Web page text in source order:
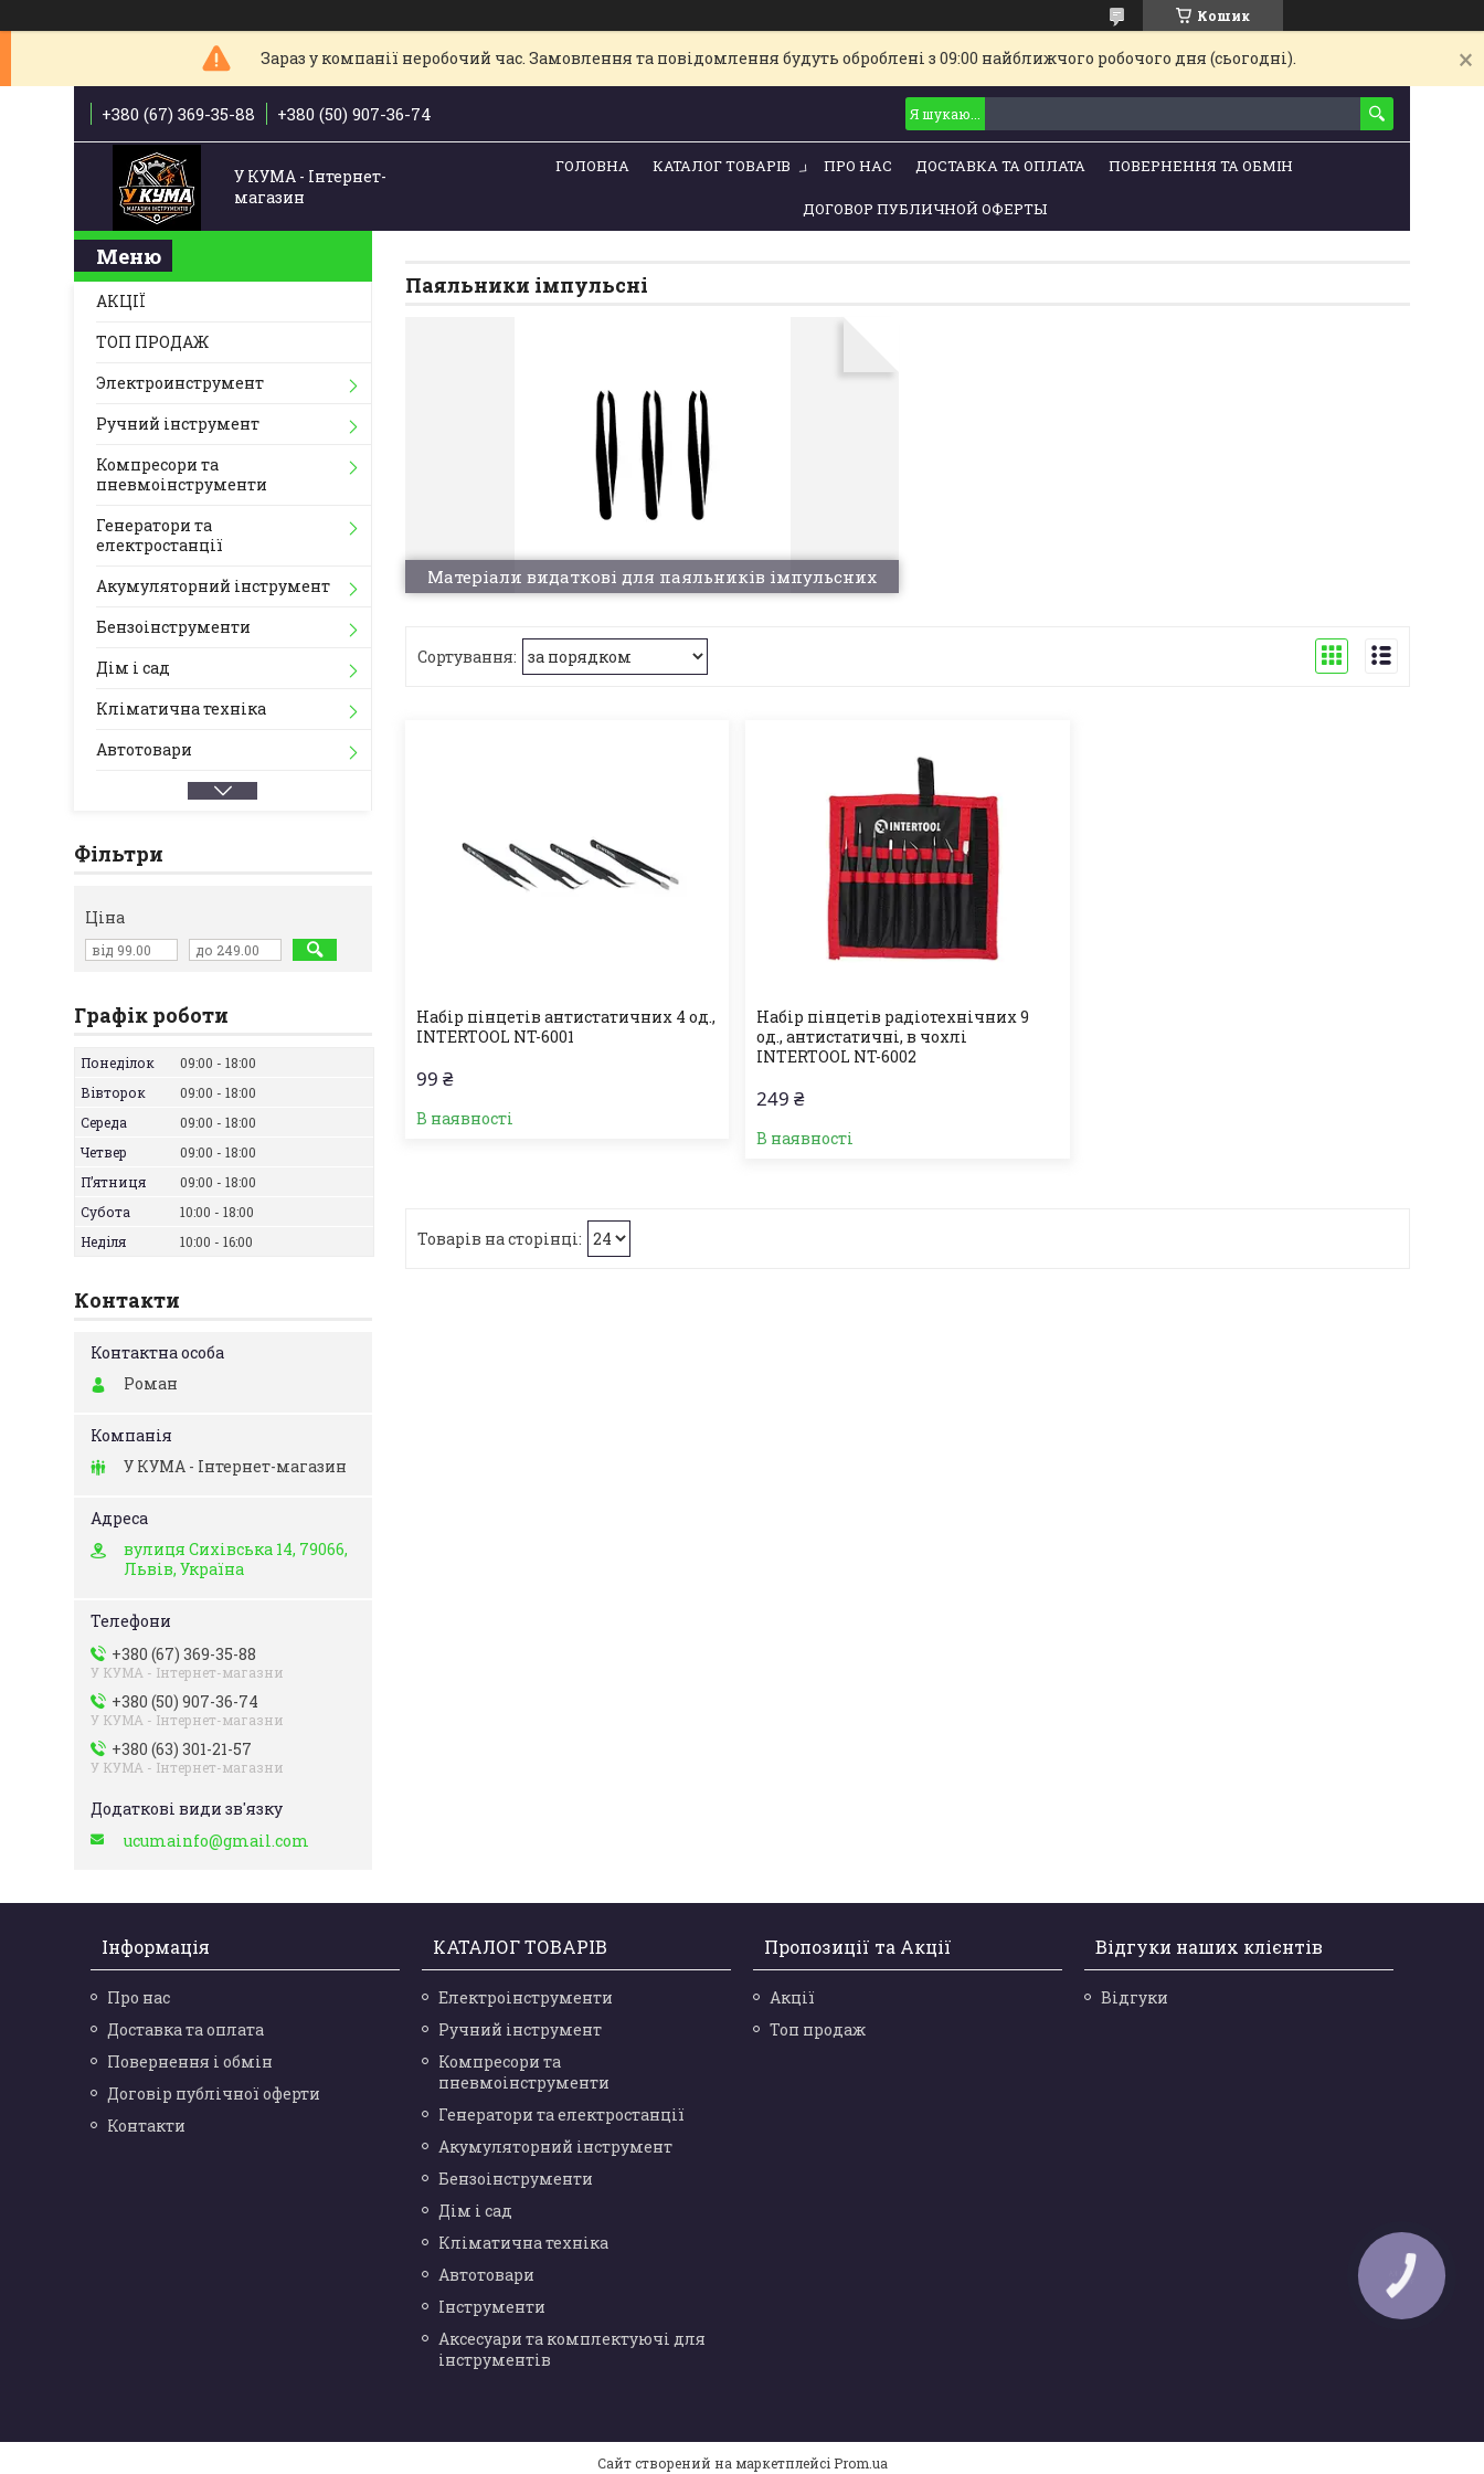
Кошик
Зараз у компанії неробочий час. Замовлення та повідомлення будуть оброблені з 09:00 найближчого робочого дня (сьогодні).
+380 (67) 369-35-88 +380 (50) 907-36-74
У КУМА - Інтернет-
магазин
ГОЛОВНА КАТАЛОГ ТОВАРІВ ПРО НАС ДОСТАВКА ТА ОПЛАТА ПОВЕРНЕННЯ ТА ОБМІН
ДОГОВОР ПУБЛИЧНОЙ ОФЕРТЫ
Паяльники імпульсні
Матеріали видаткові для паяльників імпульсних
Набір пінцетів антистатичних 4 од.,
INTERTOOL NT-6001
99 ₴
В наявності
Набір пінцетів радіотехнічних 9
од., антистатичні, в чохлі
INTERTOOL NT-6002
249 ₴
В наявності
АКЦІЇ
ТОП ПРОДАЖ
Электроинструмент
Ручний інструмент
Компресори та
пневмоінструменти
Генератори та
електростанції
Акумуляторний інструмент
Бензоінструменти
Дім і сад
Кліматична техніка
Автотовари
Фільтри
Ціна
Графік роботи
Понеділок 09:00
18:00
Вівторок
09:00
18:00
Середа
09:00
18:00
Четвер
09:00
18:00
Пʼятниця
09:00
18:00
Субота
10:00
18:00
Неділя
10:00 16:00
Контакти
Роман
У КУМА - Інтернет-магазин
вулиця Сихівська 14, 79066,
Львів, Україна
+380 (67) 369-35-88
У КУМА - Інтернет-магазни
+380 (50) 907-36-74
У КУМА - Інтернет-магазни
+380 (63) 301-21-57
У КУМА - Інтернет-магазни
ucumainfo@gmail.com
Інформація
Про нас
Доставка та оплата
Повернення і обмін
Договір публічної оферти
Контакти
КАТАЛОГ ТОВАРІВ
Електроінструменти
Ручний інструмент
Компресори та
пневмоінструменти
Генератори та електростанції
Акумуляторний інструмент
Бензоінструменти
Дім і сад
Кліматична техніка
Автотовари
Інструменти
Аксесуари та комплектуючі для
інструментів
Пропозиції та Акції
Акції
Топ продаж
Відгуки наших клієнтів
Відгуки
Сайт створений на маркетплейсі Prom.ua
КНОПКА
ЗВ'ЯЗКУ